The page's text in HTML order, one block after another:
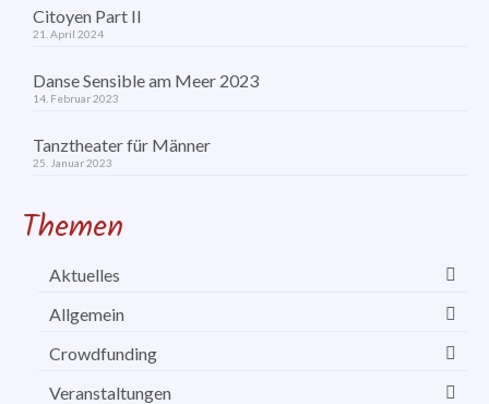
Citoyen Part II
21. April 2024
Danse Sensible am Meer 2023
14. Februar 2023
Tanztheater für Männer
25. Januar 2023
Themen
Aktuelles
Allgemein
Crowdfunding
Veranstaltungen